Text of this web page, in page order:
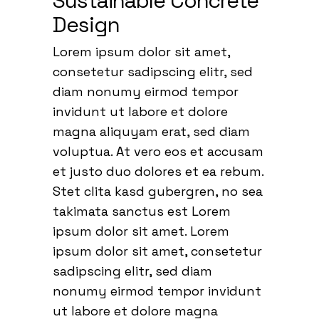
Design
Lorem ipsum dolor sit amet,
consetetur sadipscing elitr, sed
diam nonumy eirmod tempor
invidunt ut labore et dolore
magna aliquyam erat, sed diam
voluptua. At vero eos et accusam
et justo duo dolores et ea rebum.
Stet clita kasd gubergren, no sea
takimata sanctus est Lorem
ipsum dolor sit amet. Lorem
ipsum dolor sit amet, consetetur
sadipscing elitr, sed diam
nonumy eirmod tempor invidunt
ut labore et dolore magna